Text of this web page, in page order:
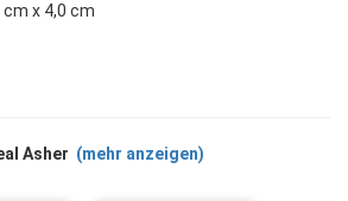
cm x 4,0 cm
Asher (mehr anzeigen)